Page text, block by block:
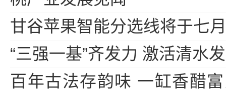
甘谷苹果智能分选线将于七
“三强一基”齐发力 激活清水
百年古法存韵味 一缸香醋